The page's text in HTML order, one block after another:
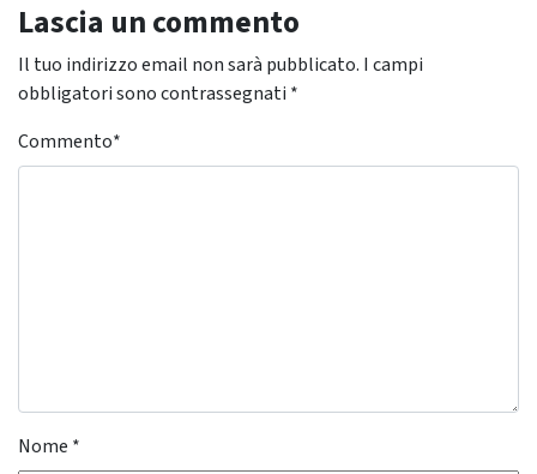
Lascia un commento
Il tuo indirizzo email non sarà pubblicato. I campi
obbligatori sono contrassegnati *
Commento*
Nome *